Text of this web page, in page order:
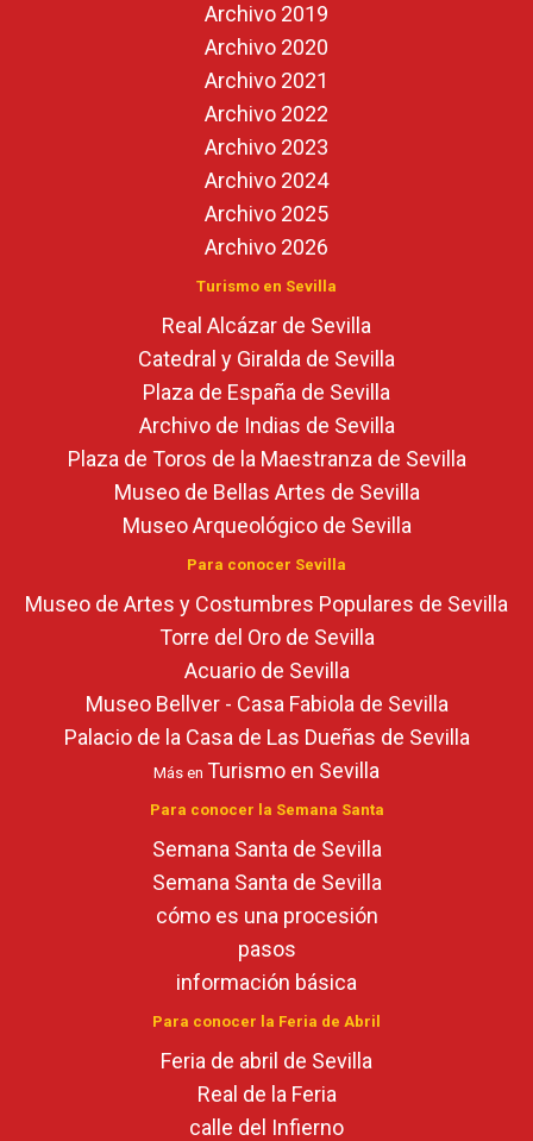
Archivo 2019
Archivo 2020
Archivo 2021
Archivo 2022
Archivo 2023
Archivo 2024
Archivo 2025
Archivo 2026
Turismo en Sevilla
Real Alcázar de Sevilla
Catedral y Giralda de Sevilla
Plaza de España de Sevilla
Archivo de Indias de Sevilla
Plaza de Toros de la Maestranza de Sevilla
Museo de Bellas Artes de Sevilla
Museo Arqueológico de Sevilla
Para conocer Sevilla
Museo de Artes y Costumbres Populares de Sevilla
Torre del Oro de Sevilla
Acuario de Sevilla
Museo Bellver - Casa Fabiola de Sevilla
Palacio de la Casa de Las Dueñas de Sevilla
Más en Turismo en Sevilla
Para conocer la Semana Santa
Semana Santa de Sevilla
Semana Santa de Sevilla
cómo es una procesión
pasos
información básica
Para conocer la Feria de Abril
Feria de abril de Sevilla
Real de la Feria
calle del Infierno